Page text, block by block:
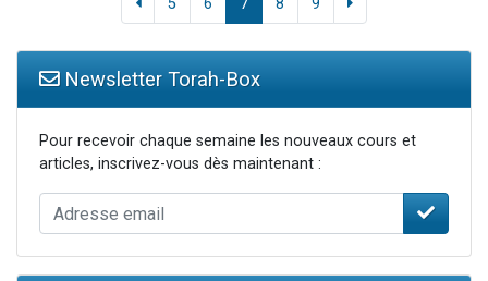
5 6 7 8 9
Newsletter Torah-Box
Pour recevoir chaque semaine les nouveaux cours et
articles, inscrivez-vous dès maintenant :